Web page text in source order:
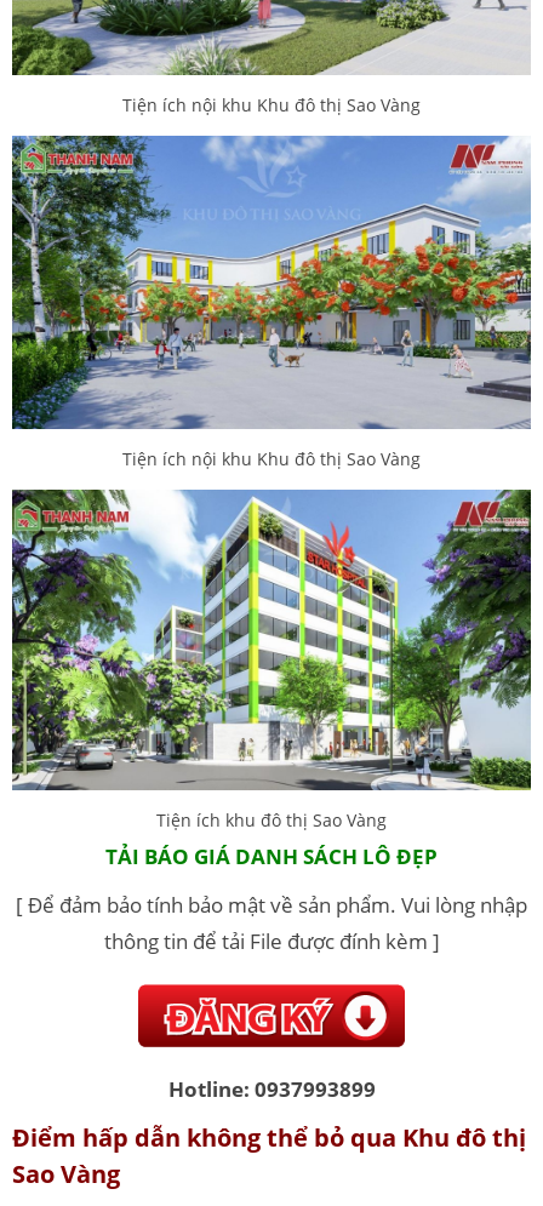
Tiện ích nội khu Khu đô thị Sao Vàng
Tiện ích nội khu Khu đô thị Sao Vàng
Tiện ích khu đô thị Sao Vàng
TẢI BÁO GIÁ DANH SÁCH LÔ ĐẸP
[ Để đảm bảo tính bảo mật về sản phẩm. Vui lòng nhập
thông tin để tải File được đính kèm ]
Hotline: 0937993899
Điểm hấp dẫn không thể bỏ qua Khu đô thị
Sao Vàng